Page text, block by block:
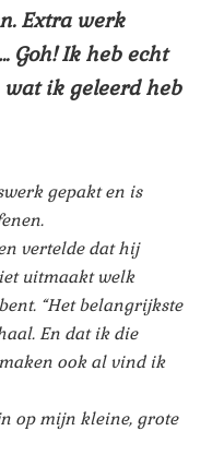
Extra werk
Goh! Ik heb echt
ik geleerd heb
gepakt en is
vertelde dat hij
uitmaakt welk
“Het belangrijkste
En dat ik die
ook al vind ik
op mijn kleine, grote